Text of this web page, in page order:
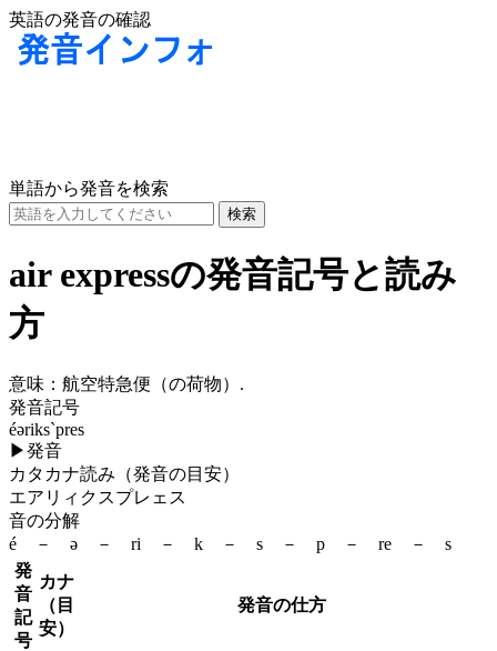
英語の発音の確認
単語から発音を検索
air expressの発音記号と読み
方
意味： 航空特急便（の荷物）.
発音記号
éəriks`pres
▶発音
カタカナ読み（発音の目安）
エアリィクスプレェス
音の分解
é － ə － ri － k － s － p － re － s
発
音
記
号
カナ
（目
安）
発音の仕方